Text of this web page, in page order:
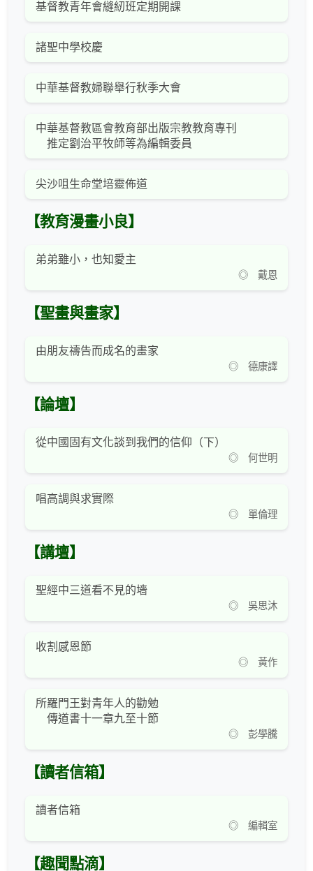
基督教青年會縫紉班定期開課
諸聖中學校慶
中華基督教婦聯舉行秋季大會
中華基督教區會教育部出版宗教教育專刊
推定劉治平牧師等為編輯委員
尖沙咀生命堂培靈佈道
【教育漫畫小良】
弟弟雖小，也知愛主
◎ 戴恩
【聖畫與畫家】
由朋友禱告而成名的畫家
◎ 德康譯
【論壇】
從中國固有文化談到我們的信仰（下）
◎ 何世明
唱高調與求實際
◎ 單倫理
【講壇】
聖經中三道看不見的墻
◎ 吳思沐
收割感恩節
◎ 黃作
所羅門王對青年人的勸勉
傳道書十一章九至十節
◎ 彭學騰
【讀者信箱】
讀者信箱
◎ 編輯室
【趣聞點滴】